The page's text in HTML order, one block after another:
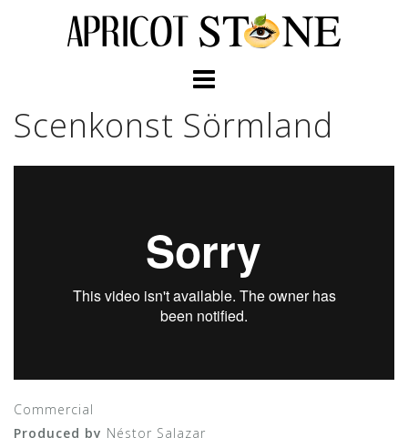
Scenkonst Sörmland
Commercial
Produced by Néstor Salazar